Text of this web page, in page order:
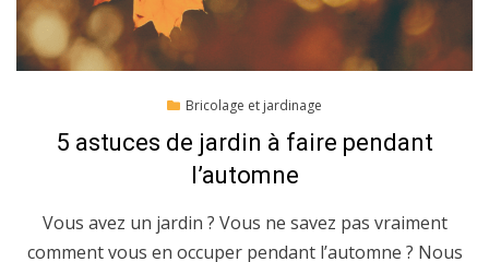
Posted18/10/2019
Bricolage et jardinage
5 astuces de jardin à faire pendant
l’automne
Vous avez un jardin ? Vous ne savez pas vraiment
comment vous en occuper pendant l’automne ? Nous